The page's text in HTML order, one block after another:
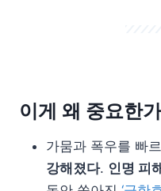
이게 왜 중요한
가뭄과 폭우를 빠
강해졌다. 인명 피